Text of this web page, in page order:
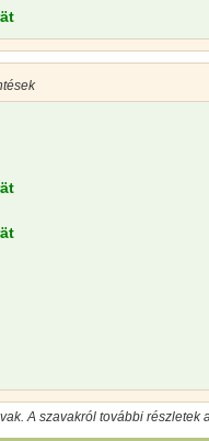
A szavakról további részletek